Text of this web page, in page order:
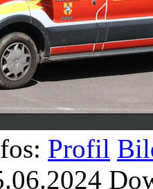
Profil